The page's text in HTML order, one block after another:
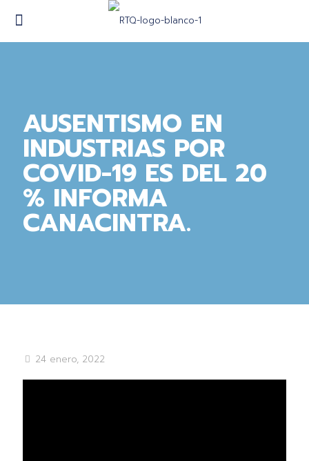
AUSENTISMO EN
INDUSTRIAS POR
COVID-19 ES DEL 20
% INFORMA
CANACINTRA.
24 enero, 2022